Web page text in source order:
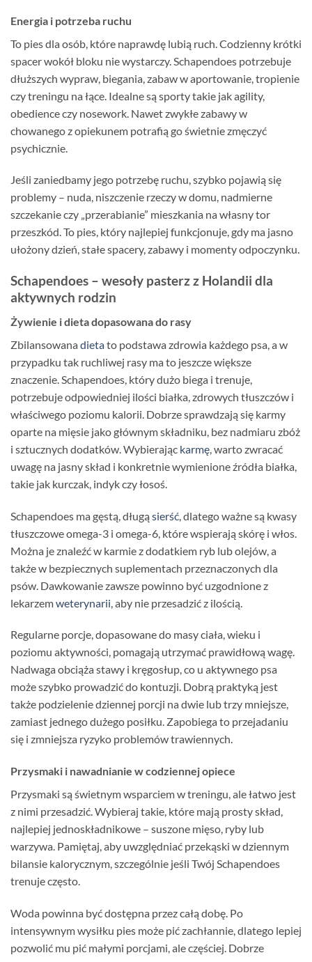
Energia i potrzeba ruchu
To pies dla osób, które naprawdę lubią ruch. Codzienny krótki
spacer wokół bloku nie wystarczy. Schapendoes potrzebuje
dłuższych wypraw, biegania, zabaw w aportowanie, tropienie
czy treningu na łące. Idealne są sporty takie jak agility,
obedience czy nosework. Nawet zwykłe zabawy w
chowanego z opiekunem potrafią go świetnie zmęczyć
psychicznie.
Jeśli zaniedbamy jego potrzebę ruchu, szybko pojawią się
problemy – nuda, niszczenie rzeczy w domu, nadmierne
szczekanie czy „przerabianie” mieszkania na własny tor
przeszkód. To pies, który najlepiej funkcjonuje, gdy ma jasno
ułożony dzień, stałe spacery, zabawy i momenty odpoczynku.
Schapendoes – wesoły pasterz z Holandii dla
aktywnych rodzin
Żywienie i dieta dopasowana do rasy
Zbilansowana dietato podstawa zdrowia każdego psa, a w
przypadku tak ruchliwej rasy ma to jeszcze większe
znaczenie. Schapendoes, który dużo biega i trenuje,
potrzebuje odpowiedniej ilości białka, zdrowych tłuszczów i
właściwego poziomu kalorii. Dobrze sprawdzają się karmy
oparte na mięsie jako głównym składniku, bez nadmiaru zbóż
i sztucznych dodatków. Wybierając karmę , warto zwracać
uwagę na jasny skład i konkretnie wymienione źródła białka,
takie jak kurczak, indyk czy łosoś.
Schapendoes ma gęstą, długą sierść , dlatego ważne są kwasy
tłuszczowe omega-3 i omega-6, które wspierają skórę i włos.
Można je znaleźć w karmie z dodatkiem ryb lub olejów, a
także w bezpiecznych suplementach przeznaczonych dla
psów. Dawkowanie zawsze powinno być uzgodnione z
lekarzemweterynarii , aby nie przesadzić z ilością.
Regularne porcje, dopasowane do masy ciała, wieku i
poziomu aktywności, pomagają utrzymać prawidłową wagę.
Nadwaga obciąża stawy i kręgosłup, co u aktywnego psa
może szybko prowadzić do kontuzji. Dobrą praktyką jest
także podzielenie dziennej porcji na dwie lub trzy mniejsze,
zamiast jednego dużego posiłku. Zapobiega to przejadaniu
się i zmniejsza ryzyko problemów trawiennych.
Przysmaki i nawadnianie w codziennej opiece
Przysmaki są świetnym wsparciem w treningu, ale łatwo jest
z nimi przesadzić. Wybieraj takie, które mają prosty skład,
najlepiej jednoskładnikowe – suszone mięso, ryby lub
warzywa. Pamiętaj, aby uwzględniać przekąski w dziennym
bilansie kalorycznym, szczególnie jeśli Twój Schapendoes
trenuje często.
Woda powinna być dostępna przez całą dobę. Po
intensywnym wysiłku pies może pić zachłannie, dlatego lepiej
pozwolić mu pić małymi porcjami, ale częściej. Dobrze